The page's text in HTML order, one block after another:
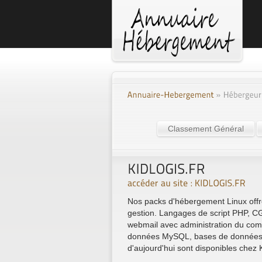
Classement Général
Nos packs d'hébergement Linux
gestion. Langages de script PHP,
webmail avec administration du
données MySQL, bases de
d'aujourd'hui sont disponibles chez